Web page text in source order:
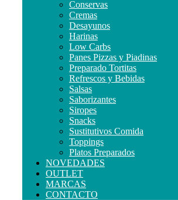
Conservas
Cremas
Desayunos
Harinas
Low Carbs
Panes Pizzas y Piadinas
Preparado Tortitas
Refrescos y Bebidas
Salsas
Saborizantes
Siropes
Snacks
Sustitutivos Comida
Toppings
Platos Preparados
NOVEDADES
OUTLET
MARCAS
CONTACTO